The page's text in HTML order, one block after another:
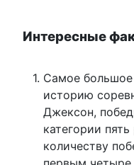
Интересные
Самое большое
историю
Джексон,
категории
количеству